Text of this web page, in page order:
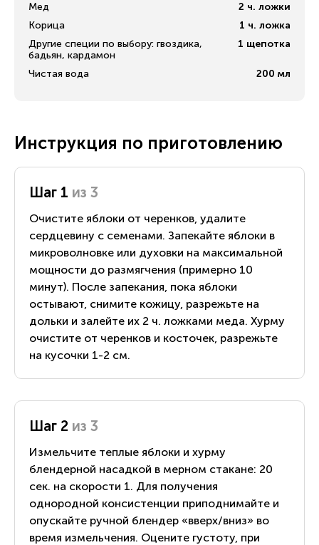
Мед
2 ч. ложки
Корица
1 ч. ложка
Другие специи по выбору: гвоздика,
бадьян, кардамон
1 щепотка
Чистая вода 200 мл
Инструкция по приготовлению
Шаг 1 из 3
Очистите яблоки от черенков, удалите
сердцевину с семенами. Запекайте яблоки в
микроволновке или духовки на максимальной
мощности до размягчения (примерно 10
минут). После запекания, пока яблоки
остывают, снимите кожицу, разрежьте на
дольки и залейте их 2 ч. ложками меда. Хурму
очистите от черенков и косточек, разрежьте
на кусочки 1-2 см.
Шаг 2 из 3
Измельчите теплые яблоки и хурму
блендерной насадкой в мерном стакане: 20
сек. на скорости 1. Для получения
однородной консистенции приподнимайте и
опускайте ручной блендер «вверх/вниз» во
время измельчения. Оцените густоту, при